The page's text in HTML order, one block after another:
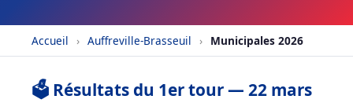
Accueil › Auffreville-Brasseuil › Municipales 2026
🗳️ Résultats du 1er tour — 22 mars